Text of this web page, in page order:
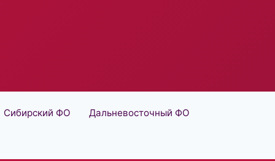
Сибирский ФО Дальневосточный ФО